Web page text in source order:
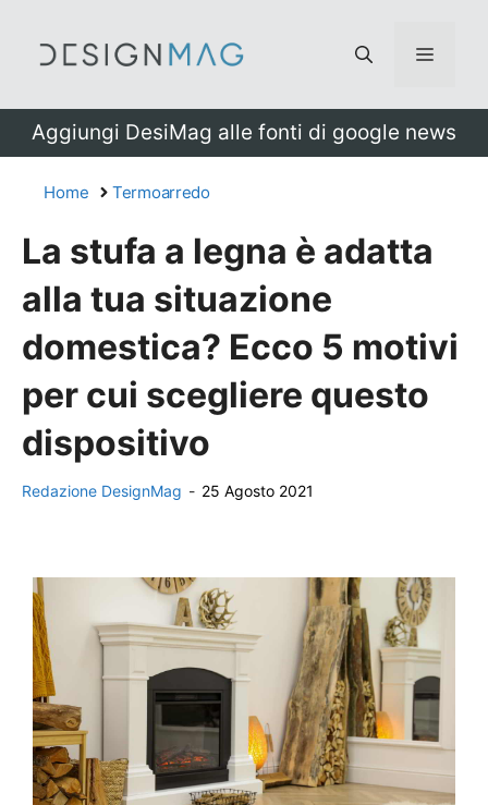
Menu
Aggiungi DesiMag alle fonti di google news
Home Termoarredo
La stufa a legna è adatta
alla tua situazione
domestica? Ecco 5 motivi
per cui scegliere questo
dispositivo
Redazione DesignMag - 25 Agosto 2021